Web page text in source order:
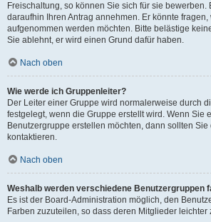
Freischaltung, so können Sie sich für sie bewerben.
daraufhin Ihren Antrag annehmen. Er könnte
aufgenommen werden möchten. Bitte belästige
Sie ablehnt, er wird einen Grund dafür haben.
Nach oben
Wie werde ich Gruppenleiter?
Der Leiter einer Gruppe wird normalerweise durch
festgelegt, wenn die Gruppe erstellt wird. Wenn Sie
Benutzergruppe erstellen möchten, dann sollten
kontaktieren.
Nach oben
Weshalb werden verschiedene Benutzergruppen
Es ist der Board-Administration möglich, den
Farben zuzuteilen, so dass deren Mitglieder